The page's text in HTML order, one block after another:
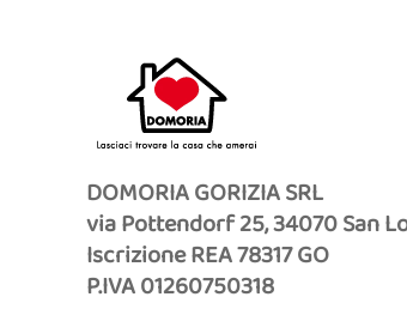
DOMORIA GORIZIA SRL
via Pottendorf 25, 34070 San
Iscrizione REA 78317 GO
P.IVA 01260750318